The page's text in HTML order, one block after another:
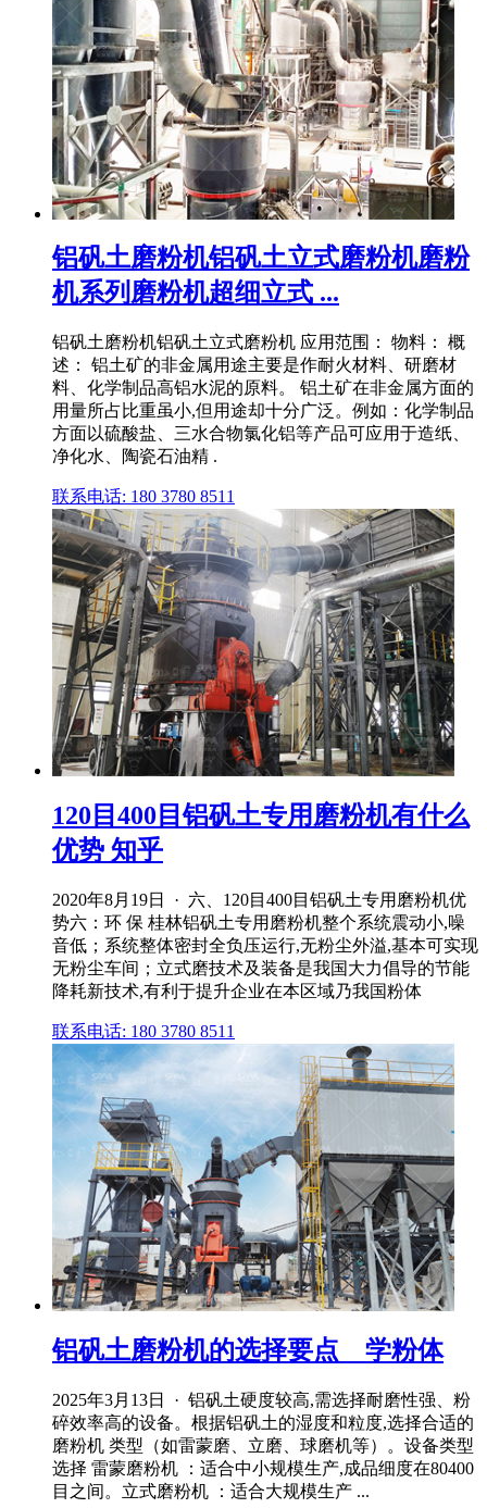
铝矾土磨粉机铝矾土立式磨粉机磨粉
机系列磨粉机超细立式 ...
铝矾土磨粉机铝矾土立式磨粉机 应用范围： 物料： 概
述： 铝土矿的非金属用途主要是作耐火材料、研磨材
料、化学制品高铝水泥的原料。 铝土矿在非金属方面的
用量所占比重虽小,但用途却十分广泛。例如：化学制品
方面以硫酸盐、三水合物氯化铝等产品可应用于造纸、
净化水、陶瓷石油精 .
联系电话: 180 3780 8511
120目400目铝矾土专用磨粉机有什么
优势 知乎
2020年8月19日 · 六、120目400目铝矾土专用磨粉机优
势六：环 保 桂林铝矾土专用磨粉机整个系统震动小,噪
音低；系统整体密封全负压运行,无粉尘外溢,基本可实现
无粉尘车间；立式磨技术及装备是我国大力倡导的节能
降耗新技术,有利于提升企业在本区域乃我国粉体
联系电话: 180 3780 8511
铝矾土磨粉机的选择要点 _ 学粉体
2025年3月13日 · 铝矾土硬度较高,需选择耐磨性强、粉
碎效率高的设备。根据铝矾土的湿度和粒度,选择合适的
磨粉机 类型（如雷蒙磨、立磨、球磨机等）。设备类型
选择 雷蒙磨粉机 ：适合中小规模生产,成品细度在80400
目之间。立式磨粉机 ：适合大规模生产 ...